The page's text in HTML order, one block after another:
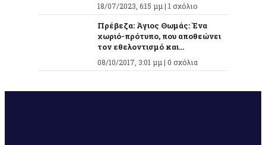
18/07/2023, 6:15 μμ | 1 σχόλιο
Πρέβεζα: Άγιος Θωμάς: Ένα
χωριό-πρότυπο, που αποθεώνει
τον εθελοντισμό και...
08/10/2017, 3:01 μμ | 0 σχόλια